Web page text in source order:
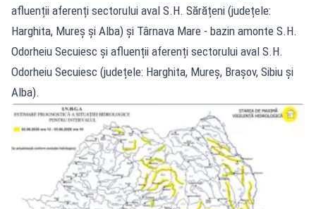
afluenții aferenți sectorului aval S.H. Sărățeni (județele:
Harghita, Mureș și Alba) și Târnava Mare - bazin amonte S.H.
Odorheiu Secuiesc și afluenții aferenți sectorului aval S.H.
Odorheiu Secuiesc (județele: Harghita, Mureș, Brașov, Sibiu și
Alba).